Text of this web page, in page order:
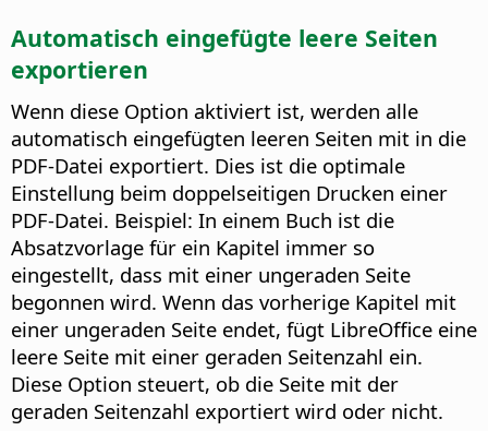
Automatisch eingefügte leere Seiten
exportieren
Wenn diese Option aktiviert ist, werden alle
automatisch eingefügten leeren Seiten mit in die
PDF-Datei exportiert. Dies ist die optimale
Einstellung beim doppelseitigen Drucken einer
PDF-Datei. Beispiel: In einem Buch ist die
Absatzvorlage für ein Kapitel immer so
eingestellt, dass mit einer ungeraden Seite
begonnen wird. Wenn das vorherige Kapitel mit
einer ungeraden Seite endet, fügt LibreOffice eine
leere Seite mit einer geraden Seitenzahl ein.
Diese Option steuert, ob die Seite mit der
geraden Seitenzahl exportiert wird oder nicht.